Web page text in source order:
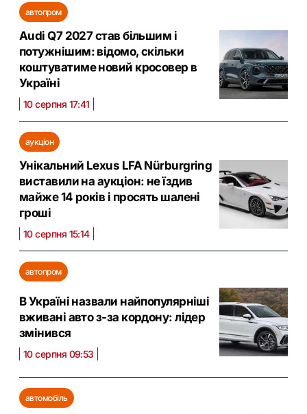
автопром
Audi Q7 2027 став більшим і
потужнішим: відомо, скільки
коштуватиме новий кросовер в
Україні
10 серпня 17:41
аукціон
Унікальний Lexus LFA Nürburgring
виставили на аукціон: не їздив
майже 14 років і просять шалені
гроші
10 серпня 15:14
автопром
В Україні назвали найпопулярніші
вживані авто з-за кордону: лідер
змінився
10 серпня 09:53
автомобіль